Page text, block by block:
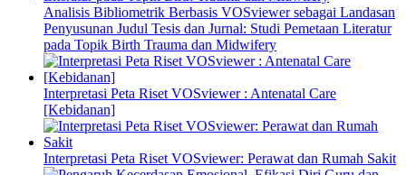
Analisis Bibliometrik Berbasis VOSviewer sebagai Landasan
Penyusunan Judul Tesis dan Jurnal: Studi Pemetaan Literatur
pada Topik Birth Trauma dan Midwifery
Interpretasi Peta Riset VOSviewer : Antenatal Care
[Kebidanan]
Interpretasi Peta Riset VOSviewer: Perawat dan Rumah Sakit